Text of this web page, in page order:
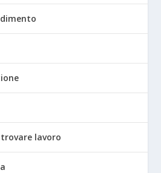
lavoro